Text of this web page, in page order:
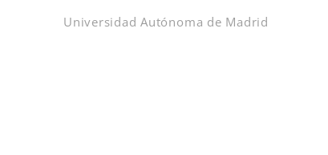
Universidad Autónoma de Madrid